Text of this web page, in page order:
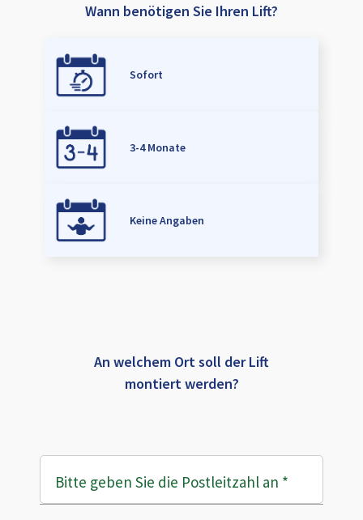
Wann benötigen Sie Ihren Lift?
Sofort
3-4 Monate
Keine Angaben
An welchem Ort soll der Lift
montiert werden?
Bitte geben Sie die Postleitzahl an *